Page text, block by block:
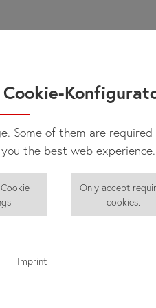
Some of them are
the best web experience.
Only accept
cookies.
Imprint